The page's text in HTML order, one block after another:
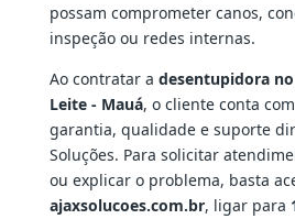
possam comprometer canos,
inspeção ou redes internas.
Ao contratar a desentupidora
Leite - Mauá, o cliente conta
garantia, qualidade e suporte
Soluções. Para solicitar
ou explicar o problema, basta
ajaxsolucoes.com.br, ligar para